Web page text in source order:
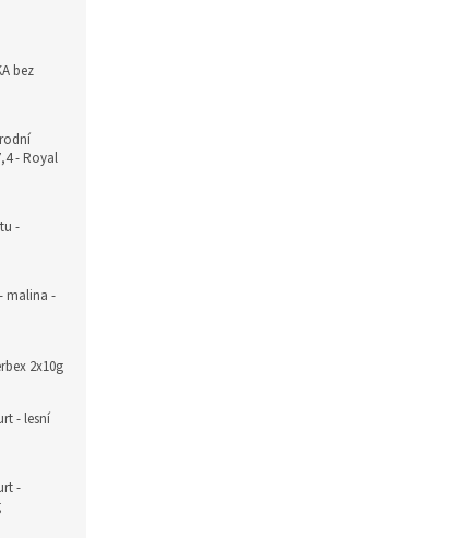
bez
- Royal
-
malina -
2x10g
- lesní
-